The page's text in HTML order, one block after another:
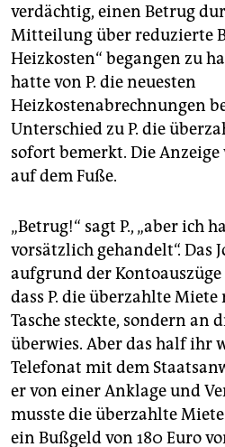
verdächtig, einen Betrug
Mitteilung über reduzierte
Heizkosten“ begangen zu
hatte von P. die neuesten
Heizkostenabrechnungen
Unterschied zu P. die
sofort bemerkt. Die Anzeige
auf dem Fuße.
„Betrug!“ sagt P., „aber ich
vorsätzlich gehandelt“. Das
aufgrund der
dass P. die überzahlte
Tasche steckte, sondern an
überwies. Aber das half ihr
Telefonat mit dem
er von einer Anklage und
musste die überzahlte
ein Bußgeld von 180 Euro